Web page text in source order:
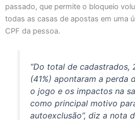
passado, que permite o bloqueio
todas as casas de apostas em uma
CPF da pessoa.
“Do total de cadastrados,
(41%) apontaram a perda
o jogo e os impactos na
como principal motivo
autoexclusão”, diz a nota